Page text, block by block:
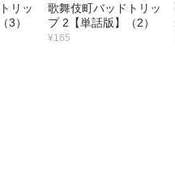
リッ
3）
歌舞伎町バッドトリッ
プ 2【単話版】（2）
¥165